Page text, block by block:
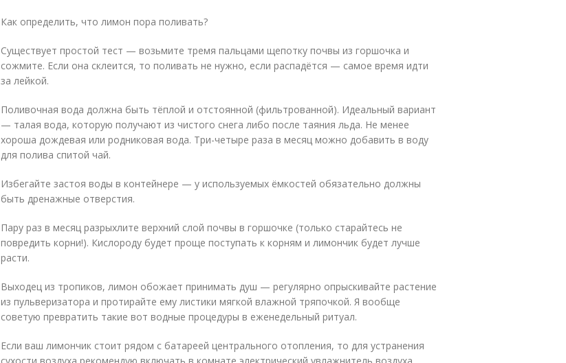
Как определить, что лимон пора поливать?
Существует простой тест — возьмите тремя пальцами щепотку почвы из горшочка и
сожмите. Если она склеится, то поливать не нужно, если распадётся — самое время идти
за лейкой.
Поливочная вода должна быть тёплой и отстоянной (фильтрованной). Идеальный вариант
— талая вода, которую получают из чистого снега либо после таяния льда. Не менее
хороша дождевая или родниковая вода. Три-четыре раза в месяц можно добавить в воду
для полива спитой чай.
Избегайте застоя воды в контейнере — у используемых ёмкостей обязательно должны
быть дренажные отверстия.
Пару раз в месяц разрыхлите верхний слой почвы в горшочке (только старайтесь не
повредить корни!). Кислороду будет проще поступать к корням и лимончик будет лучше
расти.
Выходец из тропиков, лимон обожает принимать душ — регулярно опрыскивайте растение
из пульверизатора и протирайте ему листики мягкой влажной тряпочкой. Я вообще
советую превратить такие вот водные процедуры в еженедельный ритуал.
Если ваш лимончик стоит рядом с батареей центрального отопления, то для устранения